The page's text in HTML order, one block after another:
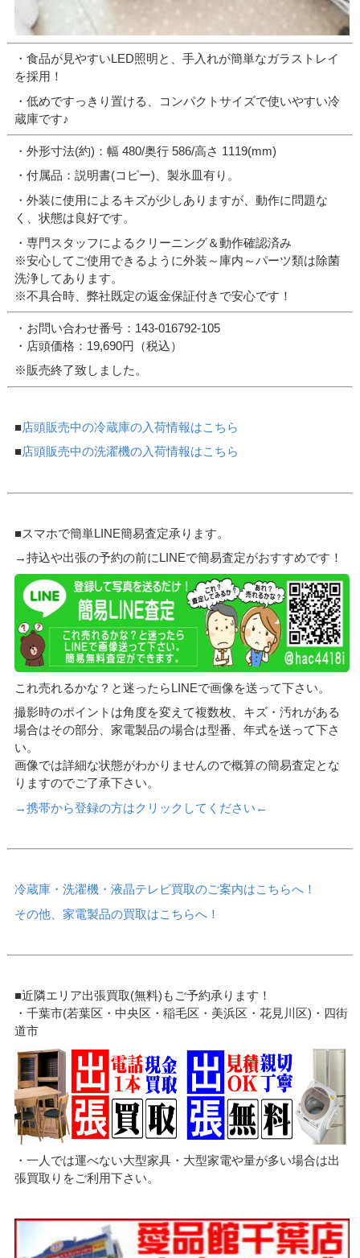
・食品が見やすいLED照明と、手入れが簡単なガラストレイ
を採用！
・低めですっきり置ける、コンパクトサイズで使いやすい冷
蔵庫です♪
・外形寸法(約)：幅 480/奥行 586/高さ 1119(mm)
・付属品：説明書(コピー)、製氷皿有り。
・外装に使用によるキズが少しありますが、動作に問題な
く、状態は良好です。
・専門スタッフによるクリーニング＆動作確認済み
※安心してご使用できるように外装～庫内～パーツ類は除菌
洗浄してあります。
※不具合時、弊社既定の返金保証付きで安心です！
・お問い合わせ番号：143-016792-105
・店頭価格：19,690円（税込）
※販売終了致しました。
■店頭販売中の冷蔵庫の入荷情報はこちら
■店頭販売中の洗濯機の入荷情報はこちら
■スマホで簡単LINE簡易査定承ります。
→持込や出張の予約の前にLINEで簡易査定がおすすめです！
これ売れるかな？と迷ったらLINEで画像を送って下さい。
撮影時のポイントは角度を変えて複数枚、キズ・汚れがある
場合はその部分、家電製品の場合は型番、年式を送って下さ
い。
画像では詳細な状態がわかりませんので概算の簡易査定とな
りますのでご了承下さい。
→携帯から登録の方はクリックしてください←
冷蔵庫・洗濯機・液晶テレビ買取のご案内はこちらへ！
その他、家電製品の買取はこちらへ！
■近隣エリア出張買取(無料)もご予約承ります！
・千葉市(若葉区・中央区・稲毛区・美浜区・花見川区)・四街
道市
・一人では運べない大型家具・大型家電や量が多い場合は出
張買取りをご利用下さい。